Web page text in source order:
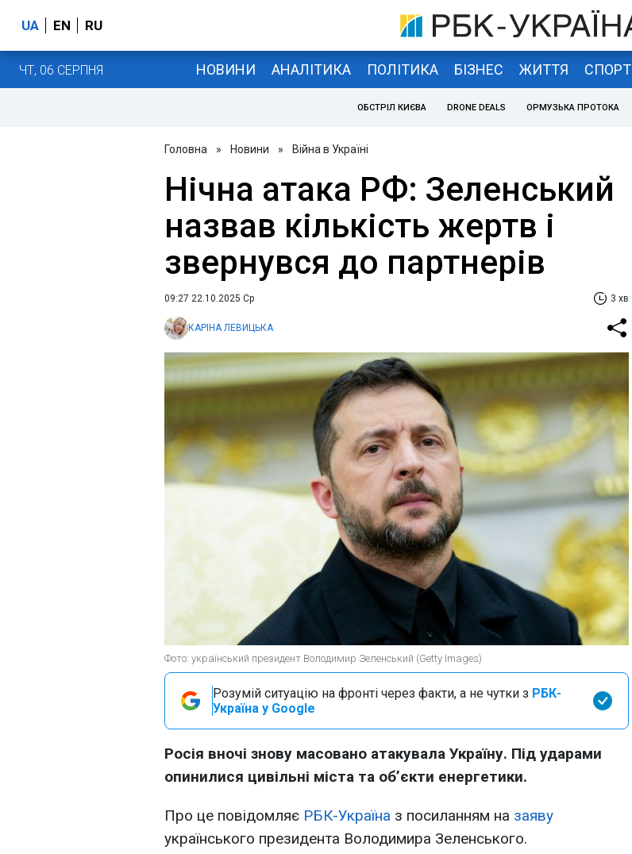
UA EN RU
ЧТ, 06 СЕРПНЯ НОВИНИ АНАЛІТИКА ПОЛІТИКА БІЗНЕС ЖИТТЯ СПОРТ
ОБСТРІЛ КИЄВА DRONE DEALS ОРМУЗЬКА ПРОТОКА
Головна » Новини » Війна в Україні
Нічна атака РФ: Зеленський
назвав кількість жертв і
звернувся до партнерів
09:27 22.10.2025 Ср 3 хв
КАРІНА ЛЕВИЦЬКА
Фото: український президент Володимир Зеленський (Getty Images)
Розумій ситуацію на фронті через факти, а не чутки з РБК-
Україна у Google
Росія вночі знову масовано атакувала Україну. Під ударами
опинилися цивільні міста та об’єкти енергетики.
Про це повідомляє РБК-Україна з посиланням на заяву
українського президента Володимира Зеленського.